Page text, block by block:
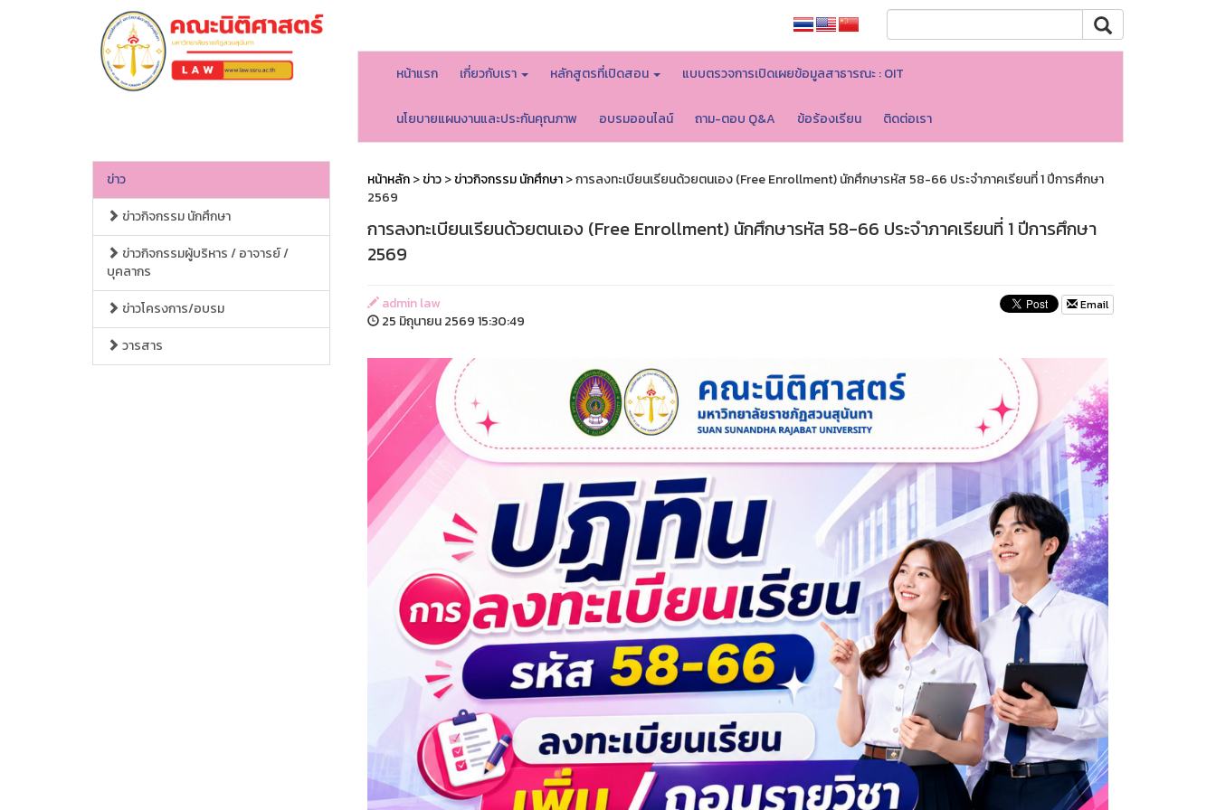
หน้าแรก เกี่ยวกับเรา หลักสูตรที่เปิดสอน แบบตรวจการเปิดเผยข้อมูลสาธารณะ : OIT
นโยบายแผนงานและประกันคุณภาพ อบรมออนไลน์ ถาม-ตอบ Q&A ข้อร้องเรียน ติดต่อเรา
ข่าว
ข่าวกิจกรรม นักศึกษา
ข่าวกิจกรรมผู้บริหาร / อาจารย์ /
บุคลากร
ข่าวโครงการ/อบรม
วารสาร
หน้าหลัก>ข่าว>ข่าวกิจกรรม นักศึกษา> การลงทะเบียนเรียนด้วยตนเอง (Free Enrollment) นักศึกษารหัส 58-66 ประจำภาคเรียนที่ 1 ปีการศึกษา
2569
การลงทะเบียนเรียนด้วยตนเอง (Free Enrollment) นักศึกษารหัส 58-66 ประจำภาคเรียนที่ 1 ปีการศึกษา
2569
admin law
25 มิถุนายน 2569 15:30:49
Email